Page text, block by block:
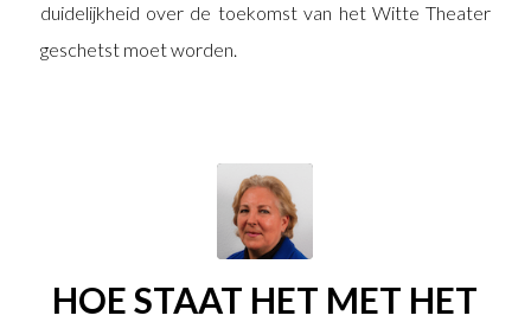
duidelijkheid over de toekomst van het Witte Theater
geschetst moet worden.
HOE STAAT HET MET HET